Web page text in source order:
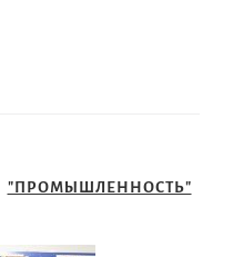
"ПРОМЫШЛЕННОСТЬ"